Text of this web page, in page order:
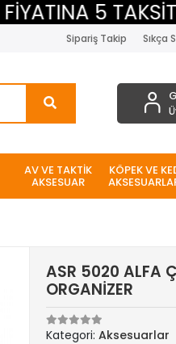
5 TAKSİT
Sipariş Takip Sıkça
AV VE TAKTİK
AKSESUAR
KÖPEK VE
ASR 5020 ALFA
ORGANİZER
Kategori:Aksesuarlar